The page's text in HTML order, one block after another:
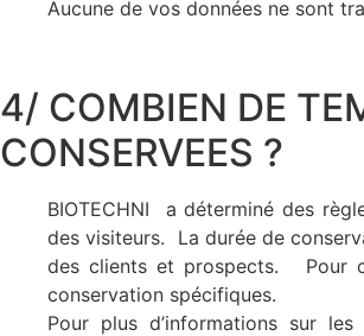
Aucune de vos données ne sont
4/ COMBIEN DE
CONSERVEES ?
BIOTECHNI a déterminé des
des visiteurs. La durée de
des clients et prospects. Pour
conservation spécifiques.
Pour plus d’informations sur